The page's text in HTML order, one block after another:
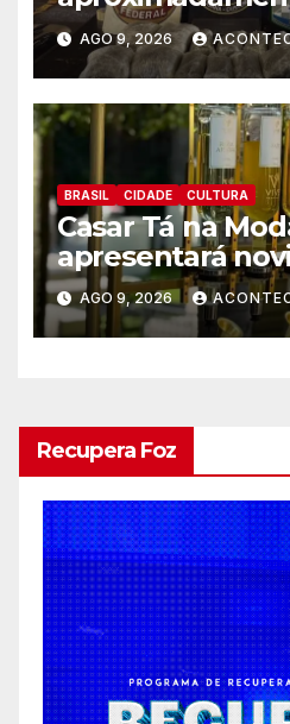
substância
capulho
AGO 9, 2026
BRASIL CIDADE CULTURA
Casar Tá na
apresentará
entretenimento
casamentos e
debutantes
AGO 9, 2026
Recupera Foz